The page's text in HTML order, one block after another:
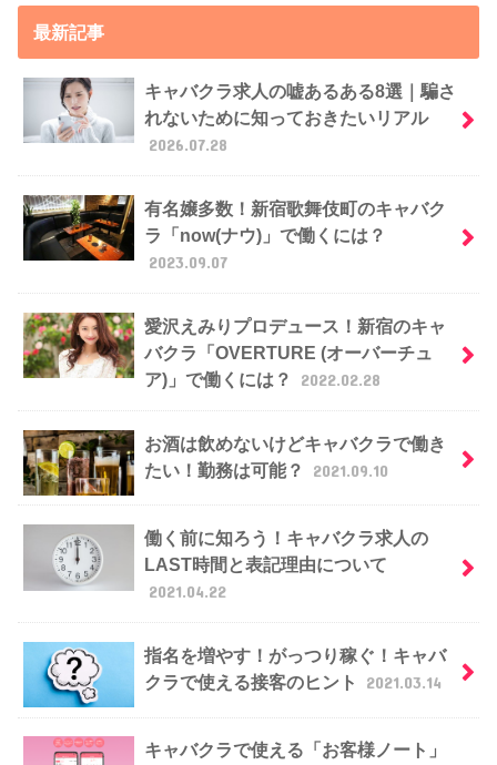
最新記事
キャバクラ求人の嘘あるある8選｜騙さ
れないために知っておきたいリアル
2026.07.28
有名嬢多数！新宿歌舞伎町のキャバク
ラ「now(ナウ)」で働くには？
2023.09.07
愛沢えみりプロデュース！新宿のキャ
バクラ「OVERTURE (オーバーチュ
ア)」で働くには？
2022.02.28
お酒は飲めないけどキャバクラで働き
たい！勤務は可能？
2021.09.10
働く前に知ろう！キャバクラ求人の
LAST時間と表記理由について
2021.04.22
指名を増やす！がっつり稼ぐ！キャバ
クラで使える接客のヒント
2021.03.14
キャバクラで使える「お客様ノート」